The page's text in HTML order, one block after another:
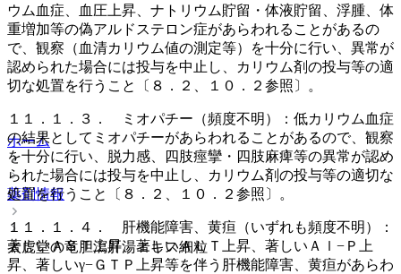
ウム血症、血圧上昇、ナトリウム貯留・体液貯留、浮腫、体
重増加等の偽アルドステロン症があらわれることがあるの
で、観察（血清カリウム値の測定等）を十分に行い、異常が
認められた場合には投与を中止し、カリウム剤の投与等の適
切な処置を行うこと〔８．２、１０．２参照〕。
１１．１．３． ミオパチー（頻度不明）：低カリウム血症
の結果としてミオパチーがあらわれることがあるので、観察
を十分に行い、脱力感、四肢痙攣・四肢麻痺等の異常が認め
られた場合には投与を中止し、カリウム剤の投与等の適切な
処置を行うこと〔８．２、１０．２参照〕。
１１．１．４． 肝機能障害、黄疸（いずれも頻度不明）：
著しいＡＳＴ上昇、著しいＡＬＴ上昇、著しいＡｌ−Ｐ上
昇、著しいγ−ＧＴＰ上昇等を伴う肝機能障害、黄疸があらわ
ホーム
薬剤情報
太虎堂の竜胆瀉肝湯エキス細粒